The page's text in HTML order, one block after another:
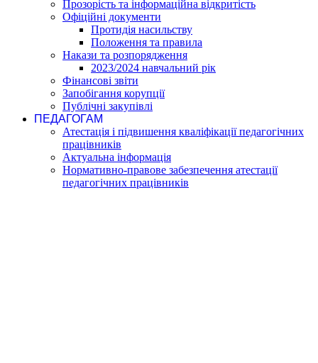
Прозорість та інформаційна відкритість
Офіційні документи
Протидія насильству
Положення та правила
Накази та розпорядження
2023/2024 навчальний рік
Фінансові звіти
Запобігання корупції
Публічні закупівлі
ПЕДАГОГАМ
Атестація і підвишення кваліфікації педагогічних
працівників
Актуальна інформація
Нормативно-правове забезпечення атестації
педагогічних працівників